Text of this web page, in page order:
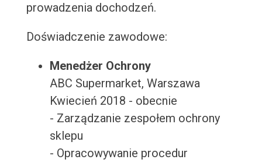
prowadzenia dochodzeń.
Doświadczenie zawodowe:
Menedżer Ochrony
ABC Supermarket, Warszawa
Kwiecień 2018 - obecnie
- Zarządzanie zespołem ochrony
sklepu
- Opracowywanie procedur